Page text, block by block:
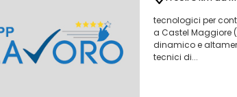
tecnologici per
a Castel Maggiore
dinamico e
tecnici di...